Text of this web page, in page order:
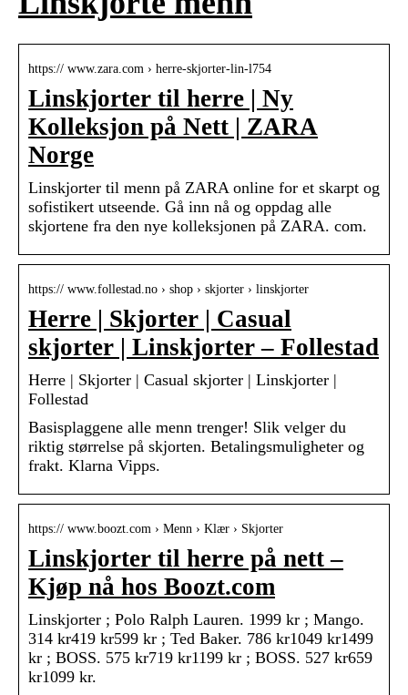
https:// www.zara.com › herre-skjorter-lin-l754
Linskjorter til herre | Ny
Kolleksjon på Nett | ZARA
Norge
Linskjorter til menn på ZARA online for et skarpt og
sofistikert utseende. Gå inn nå og oppdag alle
skjortene fra den nye kolleksjonen på ZARA. com.
https:// www.follestad.no › shop › skjorter › linskjorter
Herre | Skjorter | Casual
skjorter | Linskjorter – Follestad
Herre | Skjorter | Casual skjorter | Linskjorter |
Follestad
Basisplaggene alle menn trenger! Slik velger du
riktig størrelse på skjorten. Betalingsmuligheter og
frakt. Klarna Vipps.
https:// www.boozt.com › Menn › Klær › Skjorter
Linskjorter til herre på nett –
Kjøp nå hos Boozt.com
Linskjorter ; Polo Ralph Lauren. 1999 kr ; Mango.
314 kr419 kr599 kr ; Ted Baker. 786 kr1049 kr1499
kr ; BOSS. 575 kr719 kr1199 kr ; BOSS. 527 kr659
kr1099 kr.